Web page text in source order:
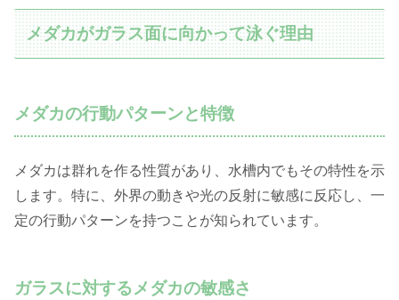
メダカがガラス面に向かって泳ぐ理由
メダカの行動パターンと特徴
メダカは群れを作る性質があり、水槽内でもその特性を示
します。特に、外界の動きや光の反射に敏感に反応し、一
定の行動パターンを持つことが知られています。
ガラスに対するメダカの敏感さ